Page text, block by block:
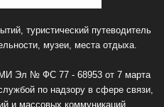
туристический путеводитель
музеи, места отдыха.
Эл № ФС 77 - 68953 от 7 марта
по надзору в сфере связи,
и массовых коммуникаций.